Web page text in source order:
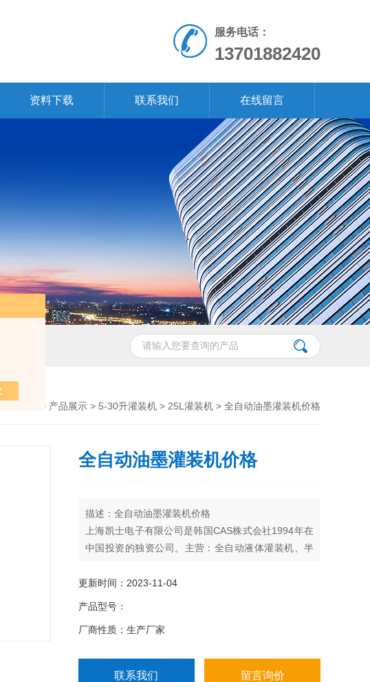
服务电话：
13701882420
资料下载 联系我们 在线留言
> 产品展示 > 5-30升灌装机 > 25L灌装机 > 全自动油墨灌装机价格
全自动油墨灌装机价格
描述：全自动油墨灌装机价格
上海凯士电子有限公司是韩国CAS株式会社1994年在
中国投资的独资公司。主营：全自动液体灌装机、半
输送设备、缠绕机、全自动包装机、自动包装码垛生
产线、码垛机等各类成套灌装包装设备。欢迎新老用
更新时间：2023-11-04
产品型号：
厂商性质：生产厂家
联系我们 留言询价